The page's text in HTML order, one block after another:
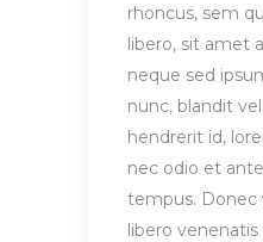
rhoncus, sem
libero, sit amet
neque sed
nunc, blandit
hendrerit id,
nec odio et
tempus. Donec
libero